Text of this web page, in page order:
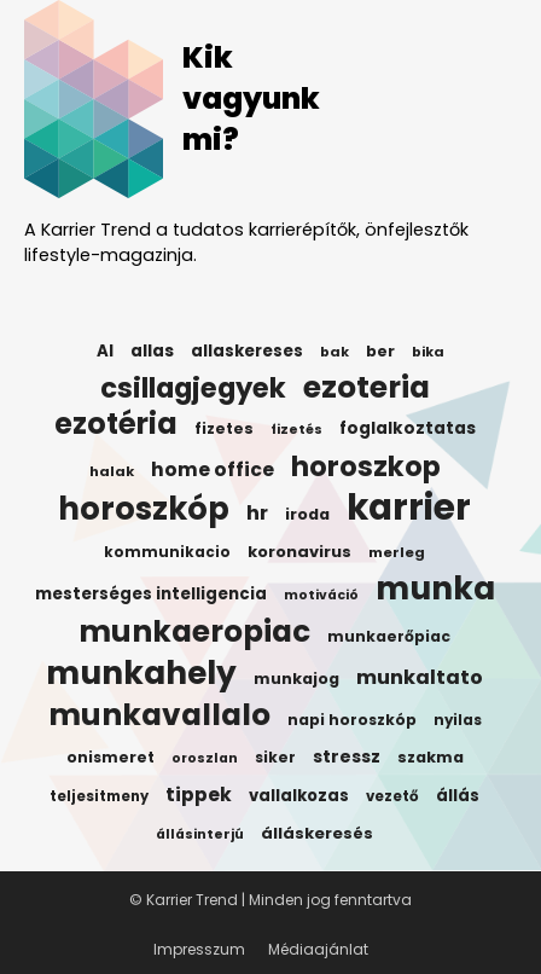
Kik
vagyunk
mi?
A Karrier Trend a tudatos karrierépítők, önfejlesztők
lifestyle-magazinja.
AI allas allaskereses bak ber bika
csillagjegyek ezoteria
ezotéria fizetes fizetés foglalkoztatas
halak home office horoszkop
horoszkóp hr iroda karrier
kommunikacio koronavirus merleg
mesterséges intelligencia motiváció munka
munkaeropiac munkaerőpiac
munkahely munkajog munkaltato
munkavallalo napi horoszkóp nyilas
onismeret oroszlan siker stressz szakma
teljesitmeny tippek vallalkozas vezető állás
állásinterjú álláskeresés
Impresszum Médiaajánlat
© Karrier Trend | Minden jog fenntartva